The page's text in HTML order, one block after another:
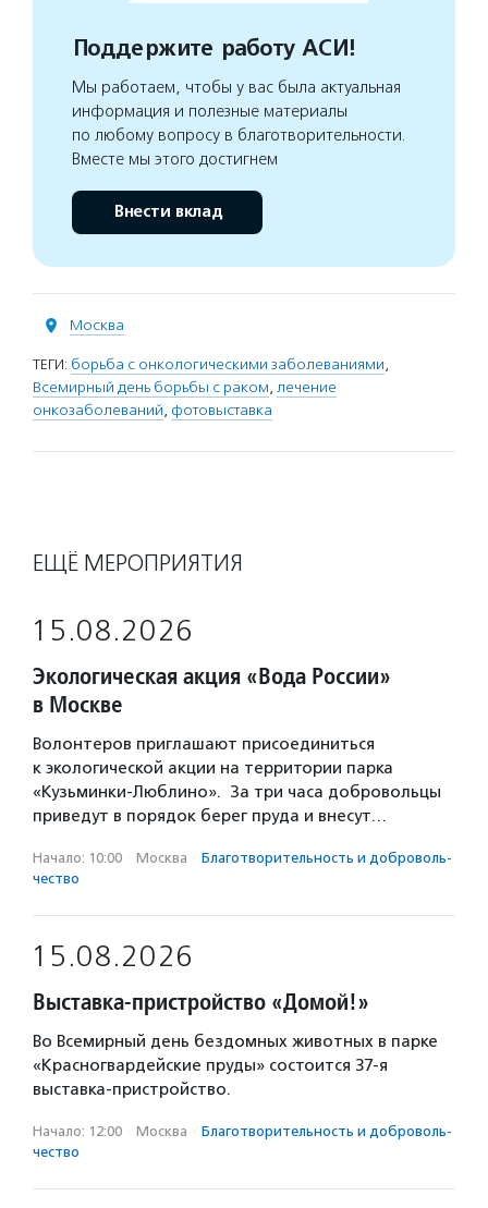
Поддержите работу АСИ!
Мы работаем, чтобы у вас была актуальная
информация и полезные материалы
по любому вопросу в благотворительности.
Вместе мы этого достигнем
Внести вклад
Москва
ТЕГИ: борьба с онкологическими заболеваниями,
Всемирный день борьбы с раком, лечение
онкозаболеваний, фотовыставка
ЕЩЁ МЕРОПРИЯТИЯ
15.08.2026
Экологическая акция «Вода России»
в Москве
Волонтеров приглашают присоединиться
к экологической акции на территории парка
«Кузьминки-Люблино». За три часа добровольцы
приведут в порядок берег пруда и внесут…
Начало: 10:00 · Москва · Благотвори­тель­ность и доброволь­
чест­во
15.08.2026
Выставка-пристройство «Домой!»
Во Всемирный день бездомных животных в парке
«Красногвардейские пруды» состоится 37-я
выставка-пристройство.
Начало: 12:00 · Москва · Благотвори­тель­ность и доброволь­
чест­во